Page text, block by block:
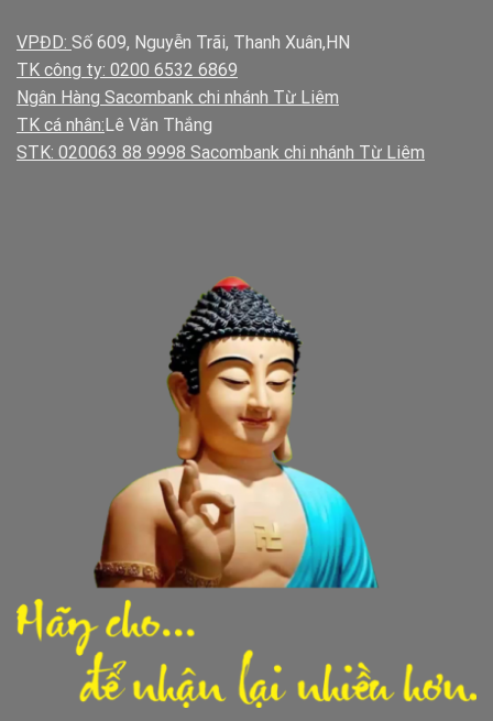
VPĐD: Số 609, Nguyễn Trãi, Thanh Xuân,HN
TK công ty: 0200 6532 6869
Ngân Hàng Sacombank chi nhánh Từ Liêm
TK cá nhân:Lê Văn Thắng
STK: 020063 88 9998 Sacombank chi nhánh Từ Liêm